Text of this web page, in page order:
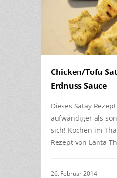
Chicken/Tofu
Erdnuss Sauce
Dieses Satay
aufwändiger als
sich! Kochen im
Rezept von Lanta
26. Februar 2014